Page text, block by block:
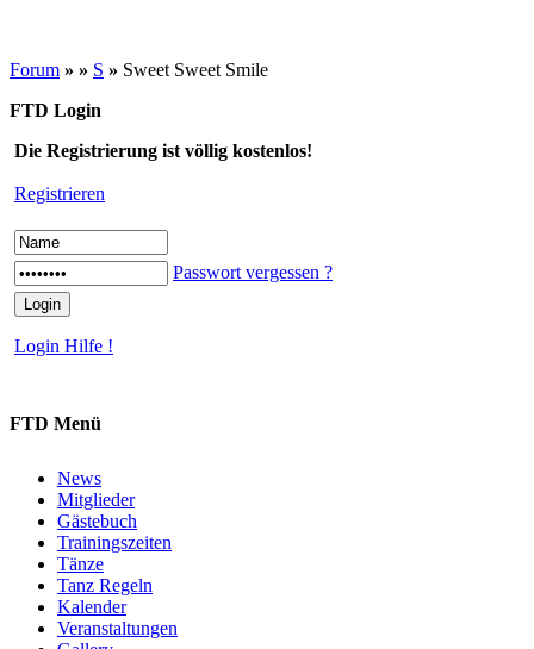
Forum » » S » Sweet Sweet Smile
FTD Login
Die Registrierung ist völlig kostenlos!
Registrieren
Passwort vergessen ?
Login Hilfe !
FTD Menü
News
Mitglieder
Gästebuch
Trainingszeiten
Tänze
Tanz Regeln
Kalender
Veranstaltungen